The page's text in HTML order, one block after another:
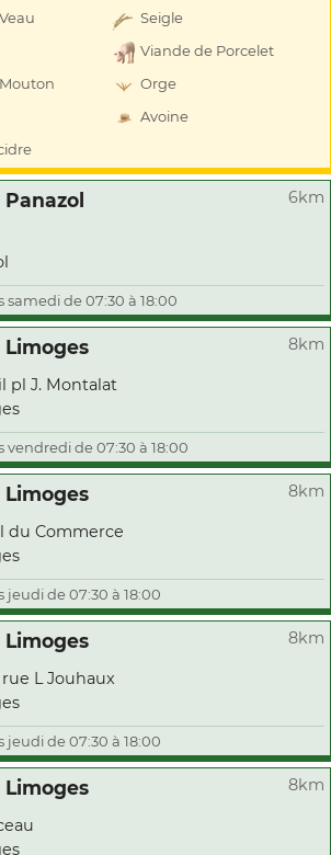
Seigle
Viande de Porcelet
Orge
Avoine
6km
samedi de 07:30 à 18:00
Limoges 8km
pl J. Montalat
vendredi de 07:30 à 18:00
Limoges 8km
du Commerce
jeudi de 07:30 à 18:00
Limoges 8km
L Jouhaux
jeudi de 07:30 à 18:00
Limoges 8km